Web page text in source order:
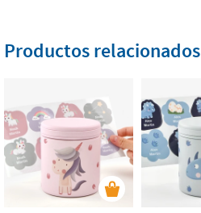
Productos relacionados